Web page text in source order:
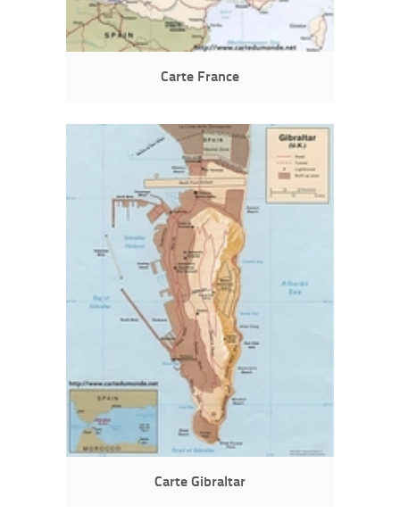
Carte France
Carte Gibraltar